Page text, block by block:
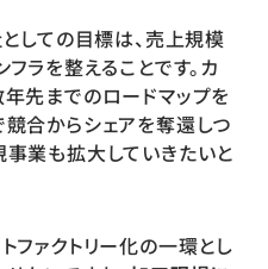
しての目標は、売上規模
ラを整えることです。カ
先までのロードマップを
合からシェアを奪還しつ
業も拡大していきたいと
ファクトリー化の一環とし